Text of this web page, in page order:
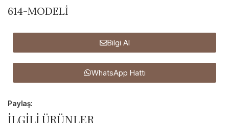
614-MODELİ
Bilgi Al
WhatsApp Hattı
Paylaş:
İLGILI ÜRÜNLER